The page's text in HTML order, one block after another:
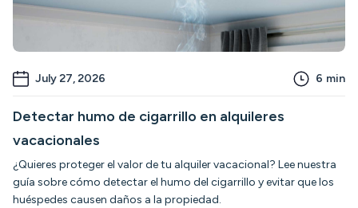
July 27, 2026 6 min
Detectar humo de cigarrillo en alquileres
vacacionales
¿Quieres proteger el valor de tu alquiler vacacional? Lee nuestra
guía sobre cómo detectar el humo del cigarrillo y evitar que los
huéspedes causen daños a la propiedad.